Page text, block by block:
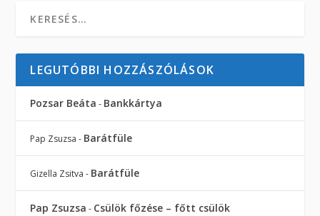
LEGUTÓBBI HOZZÁSZÓLÁSOK
Pozsar Beáta - Bankkártya
Pap Zsuzsa - Barátfüle
Gizella Zsitva - Barátfüle
Pap Zsuzsa - Csülök főzése – főtt csülök